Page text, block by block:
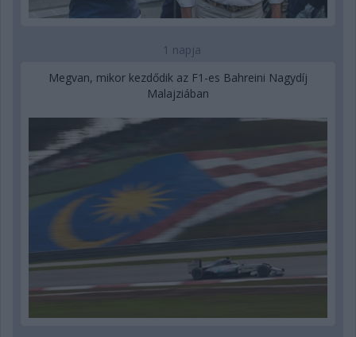
1 napja
Megvan, mikor kezdődik az F1-es Bahreini Nagydíj
Malajziában